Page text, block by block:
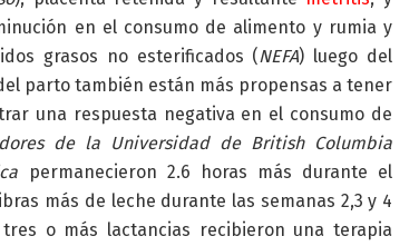
en el consumo de alimento y rumia y
grasos no esterificados (NEFA) luego del
parto también están más propensas a tener
una respuesta negativa en el consumo de
de la Universidad de British Columbia
permanecieron 2.6 horas más durante el
más de leche durante las semanas 2,3 y 4
o más lactancias recibieron una terapia